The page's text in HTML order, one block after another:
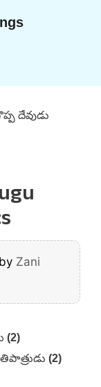
దేవుడు
by Zani
(2)
(2)